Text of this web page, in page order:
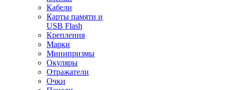
Кабели
Карты памяти и
USB Flash
Крепления
Марки
Минипризмы
Окуляры
Отражатели
Очки